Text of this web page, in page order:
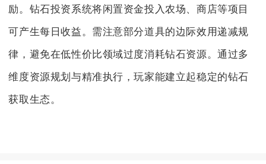
励。钻石投资系统将闲置资金投入农场、商店等项目
可产生每日收益。需注意部分道具的边际效用递减规
律，避免在低性价比领域过度消耗钻石资源。通过多
维度资源规划与精准执行，玩家能建立起稳定的钻石
获取生态。